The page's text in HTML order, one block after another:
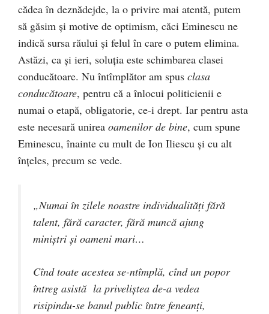
cădea în deznădejde, la o privire mai atentă, putem
să găsim şi motive de optimism, căci Eminescu ne
indică sursa răului şi felul în care o putem elimina.
Astăzi, ca şi ieri, soluţia este schimbarea clasei
conducătoare. Nu întîmplător am spus clasa
conducătoare, pentru că a înlocui politicienii e
numai o etapă, obligatorie, ce-i drept. Iar pentru asta
este necesară unirea oamenilor de bine, cum spune
Eminescu, înainte cu mult de Ion Iliescu şi cu alt
înţeles, precum se vede.
„Numai în zilele noastre individualităţi fără
talent, fără caracter, fără muncă ajung
miniştri şi oameni mari…
Cînd toate acestea se-ntîmplă, cînd un popor
întreg asistă la priveliştea de-a vedea
risipindu-se banul public între feneanţi,